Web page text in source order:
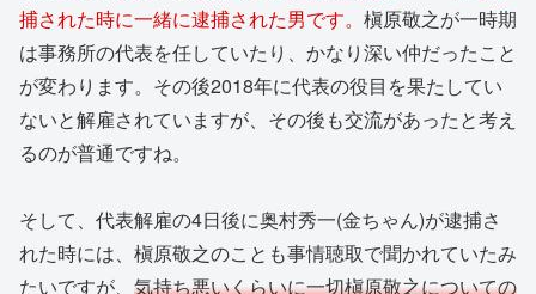
捕された時に一緒に逮捕された男です。 槇原敬之が一時期
は事務所の代表を任していたり、かなり深い仲だったこと
が変わります。その後2018年に代表の役目を果たしてい
ないと解雇されていますが、その後も交流があったと考え
るのが普通ですね。
そして、代表解雇の4日後に奥村秀一(金ちゃん)が逮捕さ
れた時には、槇原敬之のことも事情聴取で聞かれていたみ
たいですが、 気持ち悪いくらいに一切槇原敬之についての